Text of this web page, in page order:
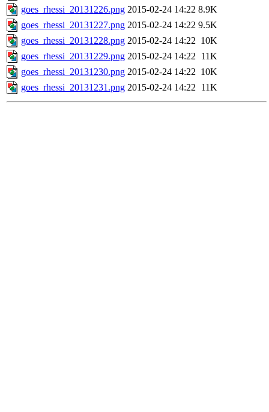
goes_rhessi_20131226.png 2015-02-24 14:22 8.9K
goes_rhessi_20131227.png 2015-02-24 14:22 9.5K
goes_rhessi_20131228.png 2015-02-24 14:22 10K
goes_rhessi_20131229.png 2015-02-24 14:22 11K
goes_rhessi_20131230.png 2015-02-24 14:22 10K
goes_rhessi_20131231.png 2015-02-24 14:22 11K